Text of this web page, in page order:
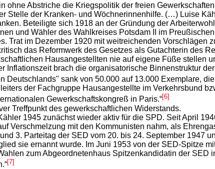
ohne Abstriche die Kriegspolitik der freien
Stelle der Kranken- und Wöchnerinnenhilfe. (…) Luise
Beteiligte sich 1918 an der Gründung der
und Wähler des Wahlkreises Potsdam II im
Trat im Dezember 1920 mit weitreichenden
das Reformwerk des Gesetzes als Gutachterin des
Hausangestellten nie auf eigene Füße stellen
Inflationszeit brach die organisatorische Binnenstruktur
sank von 50.000 auf 13.000 Exemplare, die
der Fachgruppe Hausangestellte im Verkehrsbund
Gewerkschaftskongreß in Paris.“[6]
Treffpunkt des gewerkschaftlichen Widerstands.
1945 zunächst wieder aktiv für die SPD. Seit April
Verschmelzung mit den Kommunisten nahm, als
3. Parteitag der SED vom 20. bis 24. September 1947
sie ernannt wurde. Im Juni 1953 von der SED-Spitze
zum Abgeordnetenhaus Spitzenkandidatin der
[7]